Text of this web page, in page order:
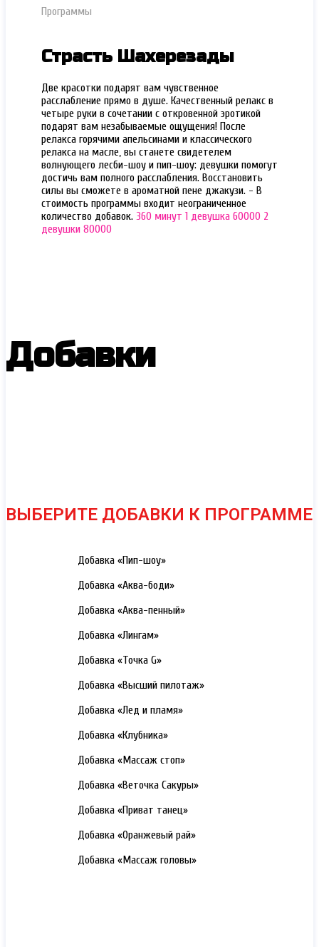
Программы
Страсть Шахерезады
Две красотки подарят вам чувственное
расслабление прямо в душе. Качественный релакс в
четыре руки в сочетании с откровенной эротикой
подарят вам незабываемые ощущения! После
релакса горячими апельсинами и классического
релакса на масле, вы станете свидетелем
волнующего лесби-шоу и пип-шоу: девушки помогут
достичь вам полного расслабления. Восстановить
силы вы сможете в ароматной пене джакузи. - В
стоимость программы входит неограниченное
количество добавок. 360 минут 1 девушка 60000 2
девушки 80000
Добавки
ВЫБЕРИТЕ ДОБАВКИ К ПРОГРАММЕ
Добавка «Пип-шоу»
Добавка «Аква-боди»
Добавка «Аква-пенный»
Добавка «Лингам»
Добавка «Точка G»
Добавка «Высший пилотаж»
Добавка «Лед и пламя»
Добавка «Клубника»
Добавка «Массаж стоп»
Добавка «Веточка Сакуры»
Добавка «Приват танец»
Добавка «Оранжевый рай»
Добавка «Массаж головы»